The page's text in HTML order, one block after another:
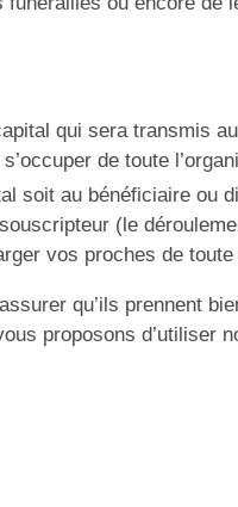
qui sera transmis
de toute
soit au bénéficiaire ou
(le
vos proches de
qu’ils prennent
proposons d’utiliser